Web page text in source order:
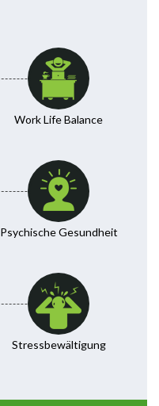
Work Life Balance
Psychische Gesundheit
Stressbewältigung